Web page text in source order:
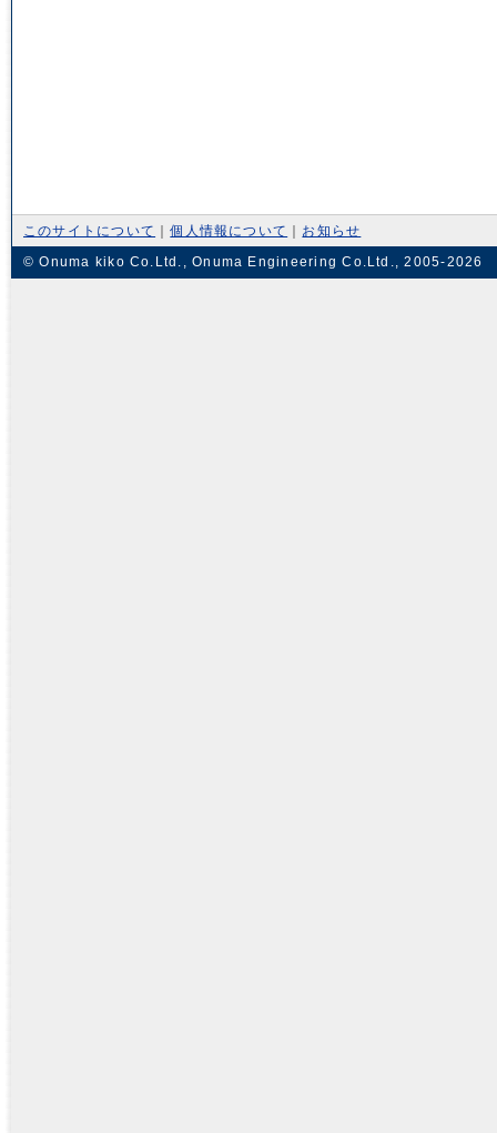
このサイトについて ｜個人情報について
お知らせ
© Onuma kiko Co.Ltd., Onuma Engineering Co.Ltd., 2005-2026